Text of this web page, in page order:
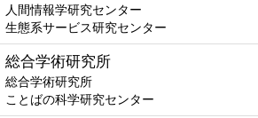
人間情報学研究センター
生態系サービス研究センター
総合学術研究所
総合学術研究所
ことばの科学研究センター